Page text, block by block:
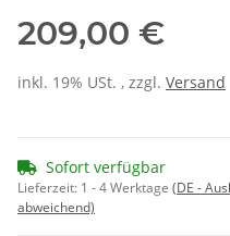
209,00 €
inkl. 19% USt. , zzgl. Versand
Sofort verfügbar
Lieferzeit: 1 - 4 Werktage (DE -
abweichend)